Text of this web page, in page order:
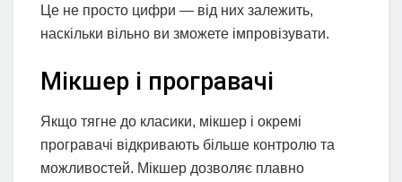
Це не просто цифри — від них залежить,
наскільки вільно ви зможете імпровізувати.
Мікшер і програвачі
Якщо тягне до класики, мікшер і окремі
програвачі відкривають більше контролю та
можливостей. Мікшер дозволяє плавно